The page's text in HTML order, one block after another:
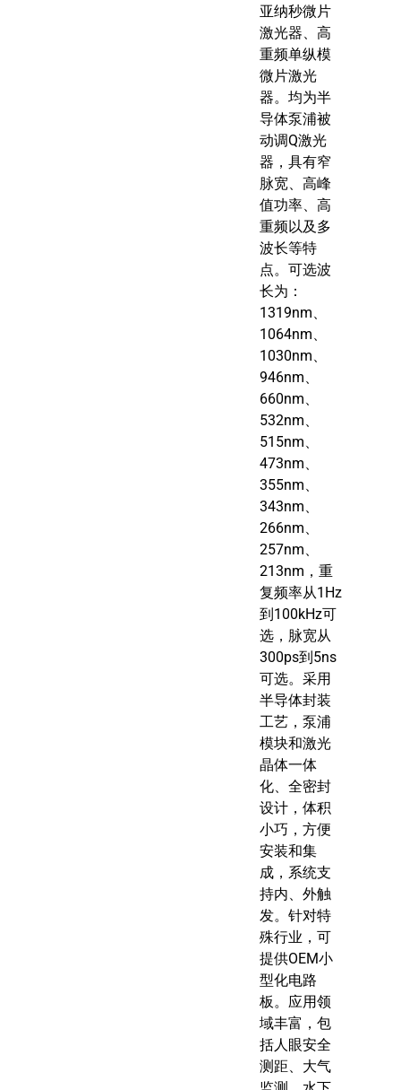
亚纳秒微片
激光器、高
重频单纵模
微片激光
器。均为半
导体泵浦被
动调Q激光
器，具有窄
脉宽、高峰
值功率、高
重频以及多
波长等特
点。可选波
长为：
1319nm、
1064nm、
1030nm、
946nm、
660nm、
532nm、
515nm、
473nm、
355nm、
343nm、
266nm、
257nm、
213nm，重
复频率从1Hz
到100kHz可
选，脉宽从
300ps到5ns
可选。采用
半导体封装
工艺，泵浦
模块和激光
晶体一体
化、全密封
设计，体积
小巧，方便
安装和集
成，系统支
持内、外触
发。针对特
殊行业，可
提供OEM小
型化电路
板。应用领
域丰富，包
括人眼安全
测距、大气